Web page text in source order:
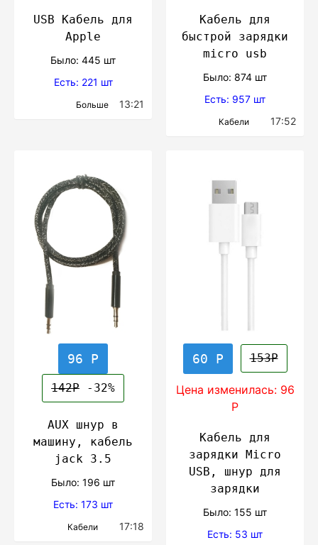
USB Кабель для
Apple
Было: 445 шт
Есть: 221 шт
Больше 13:21
Кабель для
быстрой зарядки
micro usb
Было: 874 шт
Есть: 957 шт
Кабели 17:52
96 Р
142Р -32%
AUX шнур в
машину, кабель
jack 3.5
Было: 196 шт
Есть: 173 шт
Кабели 17:18
60 Р 153Р
Цена изменилась: 96
Р
Кабель для
зарядки Micro
USB, шнур для
зарядки
Было: 155 шт
Есть: 53 шт